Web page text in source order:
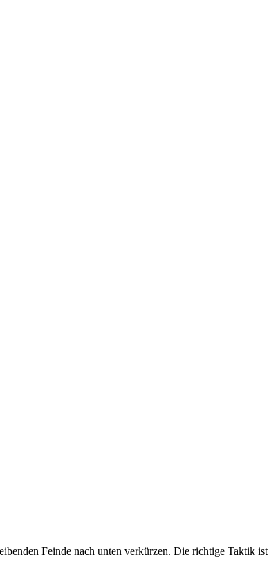
Feinde nach unten verkürzen. Die richtige Taktik ist